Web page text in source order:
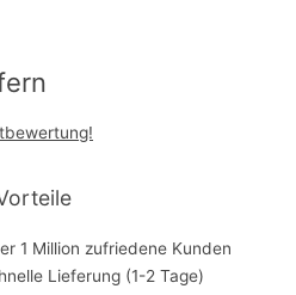
1 Million zufriedene Kunden
Lieferung (1-2 Tage)